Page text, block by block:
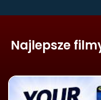
Najlepsze